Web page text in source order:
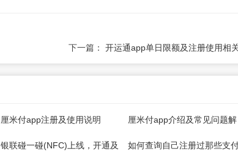
下一篇： 开运通app单日限额及注册使用相
厘米付app注册及使用说明
厘米付app介绍及常见问题解
银联碰一碰(NFC)上线，开通及
如何查询自己注册过那些支